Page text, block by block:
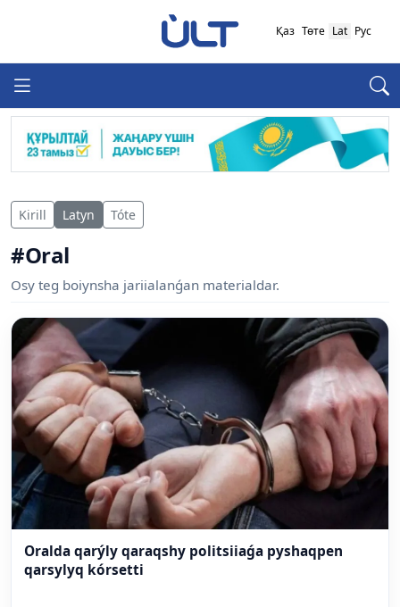
Қаз Төте Lat Рус
Kirill Latyn Tóte
#Oral
Osy teg boiynsha jariialanǵan materialdar.
Oralda qarýly qaraqshy politsiiaǵa pyshaqpen
qarsylyq kórsetti